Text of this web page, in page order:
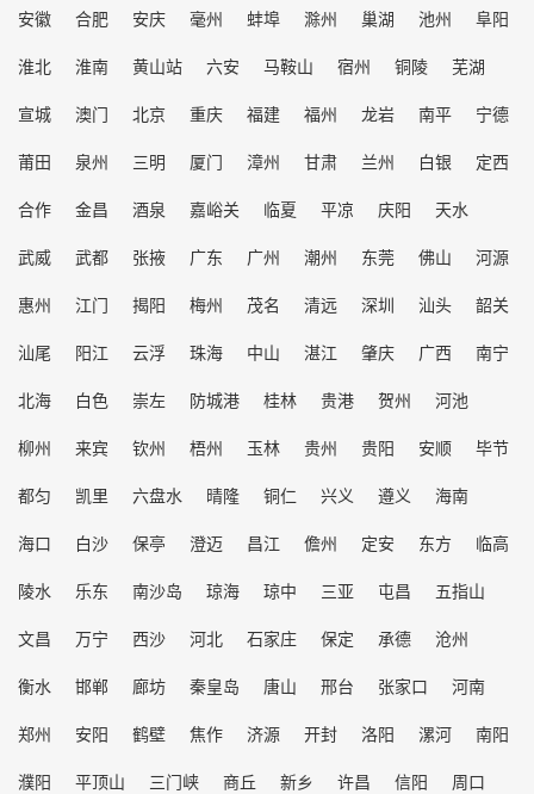
安徽 合肥 安庆 毫州 蚌埠 滁州 巢湖 池州
阜阳
淮北
淮南 黄山站 六安 马鞍山 宿州 铜陵
芜湖
宣城
澳门 北京 重庆 福建 福州 龙岩 南平
宁德
莆田
泉州 三明 厦门 漳州 甘肃 兰州 白银
定西
合作
金昌 酒泉 嘉峪关 临夏 平凉 庆阳
天水
武威
武都 张掖 广东 广州 潮州 东莞 佛山
河源
惠州
江门 揭阳 梅州 茂名 清远 深圳 汕头
韶关
汕尾
阳江 云浮 珠海 中山 湛江 肇庆 广西
南宁
北海
白色 崇左 防城港 桂林 贵港 贺州
河池
柳州
来宾 钦州 梧州 玉林 贵州 贵阳 安顺
毕节
都匀
凯里 六盘水 晴隆 铜仁 兴义 遵义
海南
海口
白沙 保亭 澄迈 昌江 儋州 定安 东方
临高
陵水
乐东 南沙岛 琼海 琼中 三亚 屯昌
五指山
文昌
万宁 西沙 河北 石家庄 保定 承德
沧州
衡水
邯郸 廊坊 秦皇岛 唐山 邢台 张家口
河南
郑州
安阳 鹤壁 焦作 济源 开封 洛阳 漯河
南阳
濮阳
平顶山 三门峡 商丘 新乡 许昌 信阳
周口